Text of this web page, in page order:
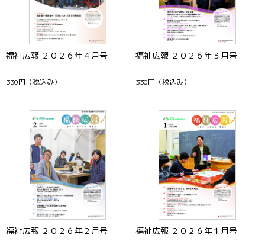
福祉広報 ２０２６年４月号
330円 （税込み）
福祉広報 ２０２６年３月号
330円 （税込み）
福祉広報 ２０２６年２月号 福祉広報 ２０２６年１月号